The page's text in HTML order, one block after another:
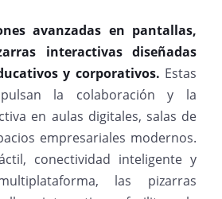
avanzadas en pantallas,
interactivas diseñadas
y corporativos. Estas
la colaboración y la
en aulas digitales, salas de
empresariales modernos.
conectividad inteligente y
las pizarras